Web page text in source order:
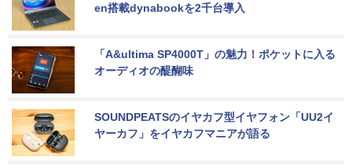
en搭載dynabookを2千台導入
「A&ultima SP4000T」の魅力！ポケットに入る
オーディオの醍醐味
SOUNDPEATSのイヤカフ型イヤフォン「UU2イ
ヤーカフ」をイヤカフマニアが語る